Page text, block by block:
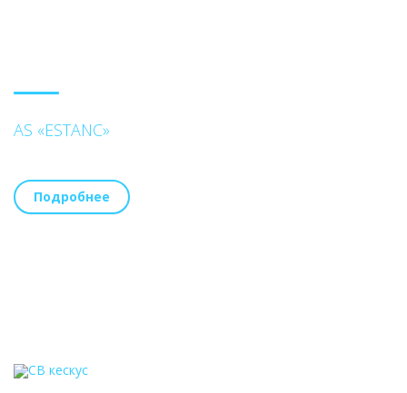
AS «ESTANC»
Подробнее